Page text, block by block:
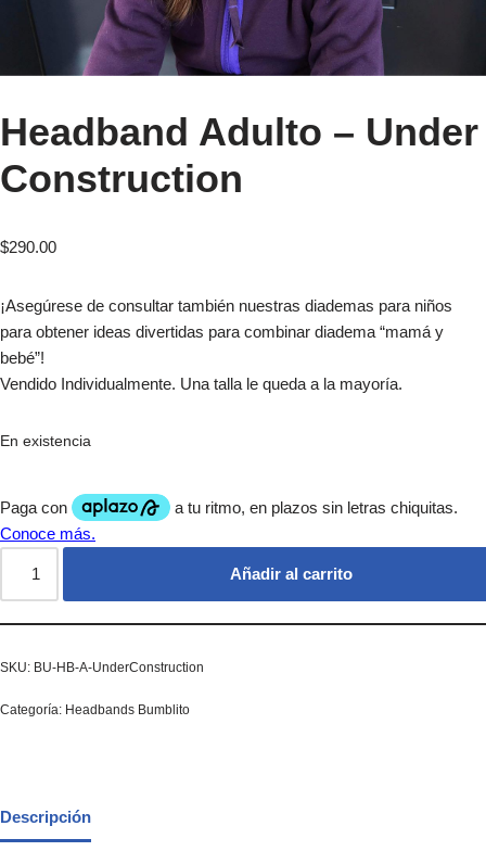
Headband Adulto – Under
Construction
$290.00
¡Asegúrese de consultar también nuestras diademas para niños
para obtener ideas divertidas para combinar diadema “mamá y
bebé”!
Vendido Individualmente. Una talla le queda a la mayoría.
En existencia
Añadir al carrito
SKU: BU-HB-A-UnderConstruction
Categoría: Headbands Bumblito
Descripción